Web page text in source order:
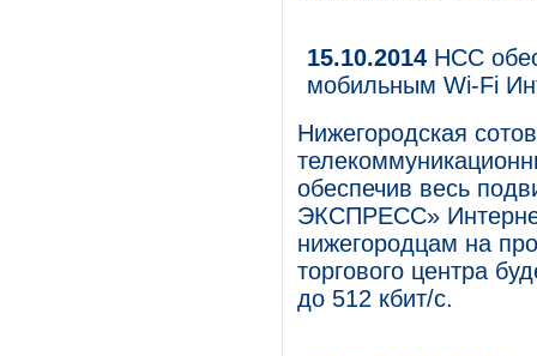
15.10.2014 НСС
мобильным Wi-Fi
Нижегородская
обеспечив весь
ЭКСПРЕСС»
нижегородцам на
торгового центра
до 512 кбит/с.